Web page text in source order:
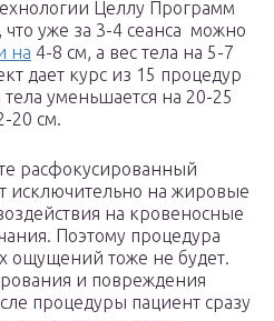
Целлу Программ
уже за 3-4 сеанса ​ можно
на 4-8 см, а вес тела на 5-7
дает курс из 15 процедур
уменьшается на 20-25
20 см.
расфокусированный
исключительно на жировые
на кровеносные
Поэтому процедура
ощущений тоже не будет.
и повреждения
процедуры пациент сразу